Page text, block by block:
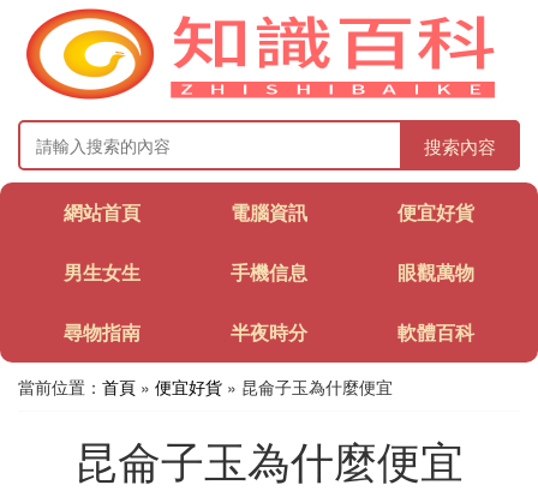
搜索內容
網站首頁 電腦資訊 便宜好貨
男生女生 手機信息 眼觀萬物
尋物指南 半夜時分 軟體百科
當前位置： 首頁 » 便宜好貨 » 昆侖子玉為什麼便宜
昆侖子玉為什麼便宜